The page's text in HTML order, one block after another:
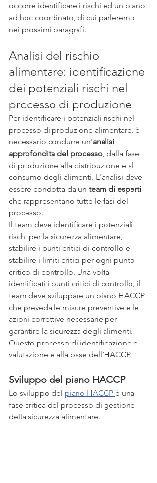
occorre identificare i rischi ed un piano
ad hoc coordinato, di cui parleremo
nei prossimi paragrafi.
Analisi del rischio
alimentare: identificazione
dei potenziali rischi nel
processo di produzione
Per identificare i potenziali rischi nel
processo di produzione alimentare, è
necessario condurre un'analisi
approfondita del processo , dalla fase
di produzione alla distribuzione e al
consumo degli alimenti. L'analisi deve
essere condotta da un team di esperti
che rappresentano tutte le fasi del
processo.
Il team deve identificare i potenziali
rischi per la sicurezza alimentare,
stabilire i punti critici di controllo e
stabilire i limiti critici per ogni punto
critico di controllo. Una volta
identificati i punti critici di controllo, il
team deve sviluppare un piano HACCP
che preveda le misure preventive e le
azioni correttive necessarie per
garantire la sicurezza degli alimenti.
Questo processo di identificazione e
valutazione è alla base dell’HACCP.
Sviluppo del piano HACCP
Lo sviluppo del piano HACCP è una
fase critica del processo di gestione
della sicurezza alimentare.